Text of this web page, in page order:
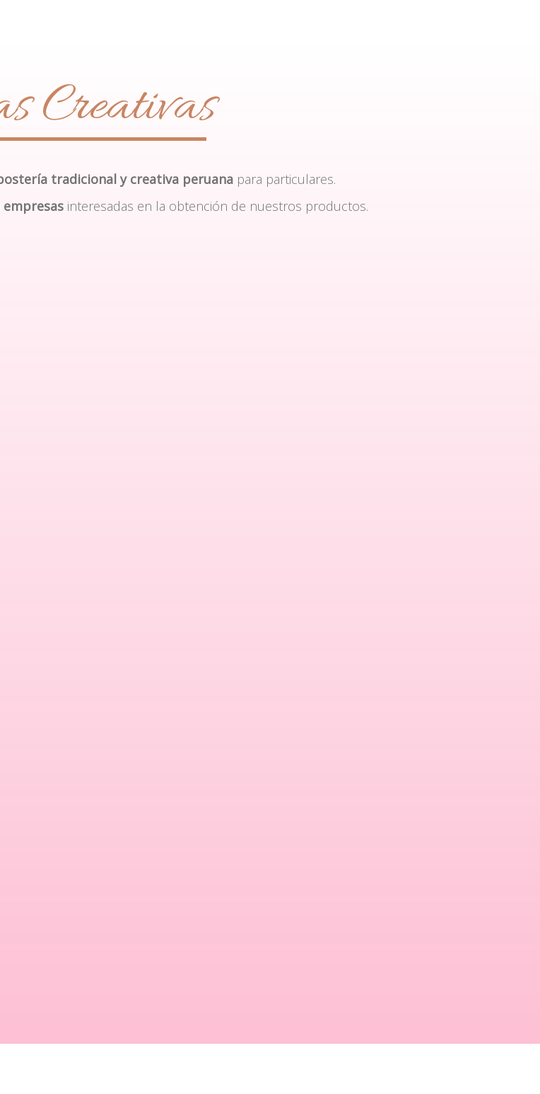
Creativas
tradicional y creativa peruana para particulares.
empresas interesadas en la obtención de nuestros productos.